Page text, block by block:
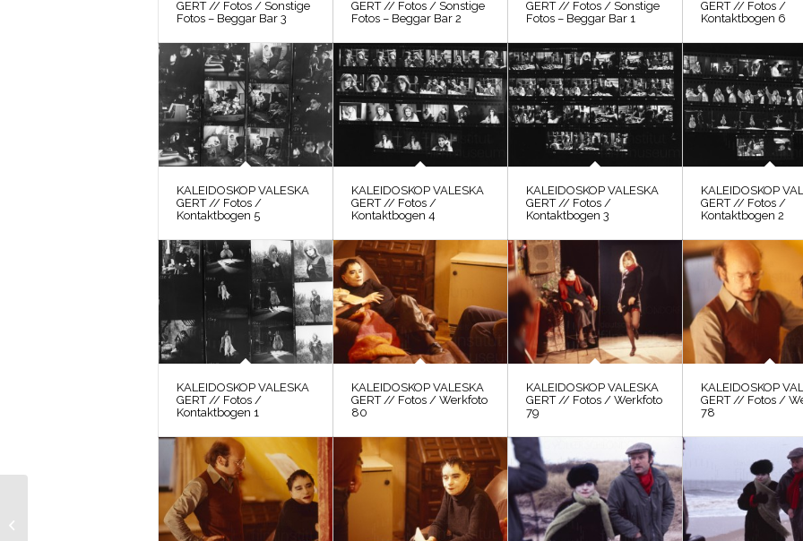
GERT // Fotos / Sonstige
Fotos – Beggar Bar 3
GERT // Fotos / Sonstige
Fotos – Beggar Bar 2
GERT // Fotos / Sonstige
Fotos – Beggar Bar 1
GERT // Fotos /
Kontaktbogen 6
KALEIDOSKOP VALESKA
GERT // Fotos /
Kontaktbogen 5
KALEIDOSKOP VALESKA
GERT // Fotos /
Kontaktbogen 4
KALEIDOSKOP VALESKA
GERT // Fotos /
Kontaktbogen 3
KALEIDOSKOP
GERT // Fotos /
Kontaktbogen 2
KALEIDOSKOP VALESKA
GERT // Fotos /
Kontaktbogen 1
KALEIDOSKOP VALESKA
GERT // Fotos / Werkfoto
80
KALEIDOSKOP VALESKA
GERT // Fotos / Werkfoto
79
KALEIDOSKOP
GERT // Fotos /
78